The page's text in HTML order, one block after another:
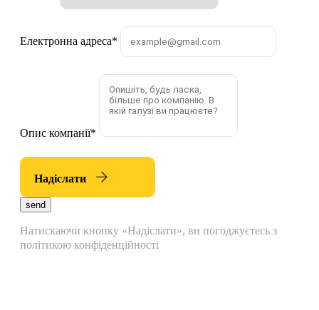
Електронна адреса*
Опис компанії*
Надіслати
send
Натискаючи кнопку «Надіслати», ви погоджуєтесь з
політикою конфіденційності